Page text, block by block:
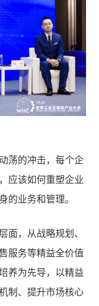
荡的冲击，每个企
应该如何重塑企业
的业务和管理。
面，从战略规划、
服务等精益全价值
养为先导，以精益
制、提升市场核心